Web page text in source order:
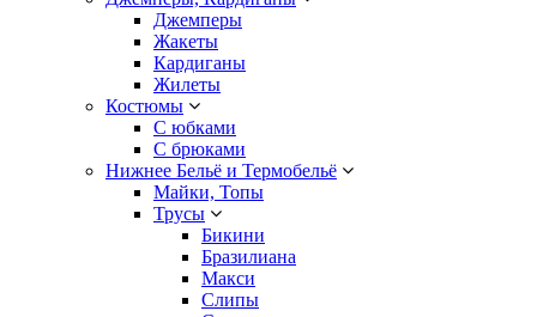
Джемперы
Жакеты
Кардиганы
Жилеты
Костюмы
С юбками
С брюками
Нижнее Бельё и Термобельё
Майки, Топы
Трусы
Бикини
Бразилиана
Макси
Слипы